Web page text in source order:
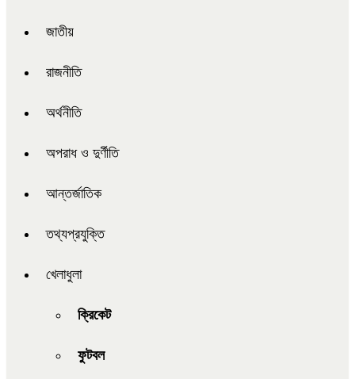
জাতীয়
রাজনীতি
অর্থনীতি
অপরাধ ও দুর্ণীতি
আন্তর্জাতিক
তথ্যপ্রযুক্তি
খেলাধুলা
ক্রিকেট
ফুটবল